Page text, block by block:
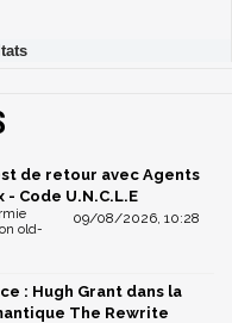
de retour avec Agents
Code U.N.C.L.E
09/08/2026, 10:28
old-
: Hugh Grant dans la
The Rewrite